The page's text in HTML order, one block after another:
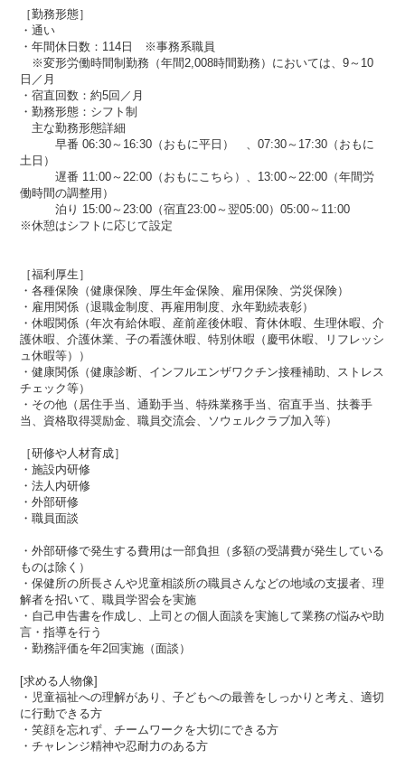
［勤務形態］
・通い
・年間休日数：114日 ※事務系職員
※変形労働時間制勤務（年間2,008時間勤務）においては、9～10
日／月
・宿直回数：約5回／月
・勤務形態：シフト制
主な勤務形態詳細
早番 06:30～16:30（おもに平日） 、07:30～17:30（おもに
土日）
遅番 11:00～22:00（おもにこちら）、13:00～22:00（年間労
働時間の調整用）
泊り 15:00～23:00（宿直23:00～翌05:00）05:00～11:00
※休憩はシフトに応じて設定
［福利厚生］
・各種保険（健康保険、厚生年金保険、雇用保険、労災保険）
・雇用関係（退職金制度、再雇用制度、永年勤続表彰）
・休暇関係（年次有給休暇、産前産後休暇、育休休暇、生理休暇、介
護休暇、介護休業、子の看護休暇、特別休暇（慶弔休暇、リフレッシ
ュ休暇等））
・健康関係（健康診断、インフルエンザワクチン接種補助、ストレス
チェック等）
・その他（居住手当、通勤手当、特殊業務手当、宿直手当、扶養手
当、資格取得奨励金、職員交流会、ソウェルクラブ加入等）
［研修や人材育成］
・施設内研修
・法人内研修
・外部研修
・職員面談
・外部研修で発生する費用は一部負担（多額の受講費が発生している
ものは除く）
・保健所の所長さんや児童相談所の職員さんなどの地域の支援者、理
解者を招いて、職員学習会を実施
・自己申告書を作成し、上司との個人面談を実施して業務の悩みや助
言・指導を行う
・勤務評価を年2回実施（面談）
[求める人物像]
・児童福祉への理解があり、子どもへの最善をしっかりと考え、適切
に行動できる方
・笑顔を忘れず、チームワークを大切にできる方
・チャレンジ精神や忍耐力のある方